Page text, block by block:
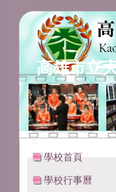
高雄市立
:::
學校首頁
學校行事曆